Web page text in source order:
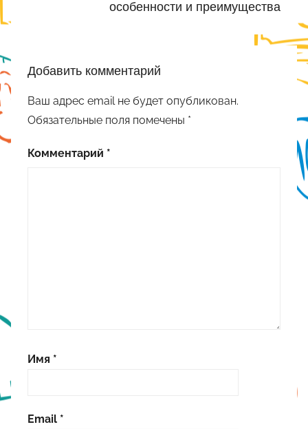
особенности и преимущества
Добавить комментарий
Ваш адрес email не будет опубликован.
Обязательные поля помечены *
Комментарий *
Имя *
Email *